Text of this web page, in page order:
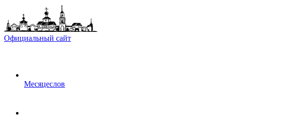
Официальный сайт
Месяцеслов